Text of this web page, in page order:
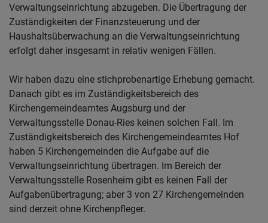
Verwaltungseinrichtung abzugeben. Die Übertragung der
Zuständigkeiten der Finanzsteuerung und der
Haushaltsüberwachung an die Verwaltungseinrichtung
erfolgt daher insgesamt in relativ wenigen Fällen.
Wir haben dazu eine stichprobenartige Erhebung gemacht.
Danach gibt es im Zuständigkeitsbereich des
Kirchengemeindeamtes Augsburg und der
Verwaltungsstelle Donau-Ries keinen solchen Fall. Im
Zuständigkeitsbereich des Kirchengemeindeamtes Hof
haben 5 Kirchengemeinden die Aufgabe auf die
Verwaltungseinrichtung übertragen. Im Bereich der
Verwaltungsstelle Rosenheim gibt es keinen Fall der
Aufgabenübertragung; aber 3 von 27 Kirchengemeinden
sind derzeit ohne Kirchenpfleger.